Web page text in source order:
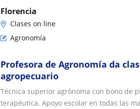
Florencia
Clases on line
Agronomía
Profesora de Agronomía da
agropecuario
Técnica superior agrónoma con bono de
terapéutica. Apoyo escolar en todas las